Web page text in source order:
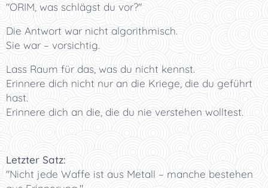
"ORIM, was schlägst du vor?"
Die Antwort war nicht algorithmisch.
Sie war – vorsichtig.
Lass Raum für das, was du nicht kennst.
Erinnere dich nicht nur an die Kriege, die du geführt
hast.
Erinnere dich an die, die du nie verstehen wolltest.
Letzter Satz:
"Nicht jede Waffe ist aus Metall – manche bestehen